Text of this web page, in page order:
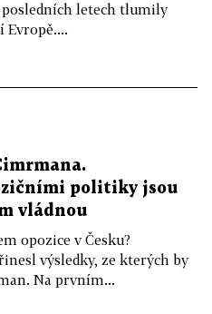
posledních letech tlumily
Evropě....
politiky jsou
vládnou
opozice v Česku?
výsledky, ze kterých by
Na prvním...